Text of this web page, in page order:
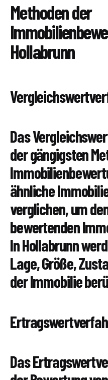
Methoden der
Hollabrunn
Das
der gängigsten
ähnliche
verglichen, um
bewertenden
In Hollabrunn
Lage, Größe,
der Immobilie
Das